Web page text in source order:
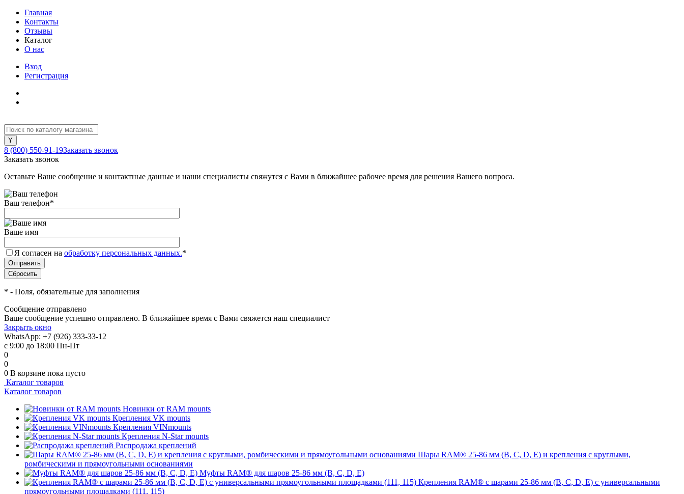
Главная
Контакты
Отзывы
Каталог
О нас
Вход
Регистрация
8 (800) 550-91-19Заказать звонок
Заказать звонок
Оставьте Ваше сообщение и контактные данные и наши специалисты свяжутся с Вами в ближайшее рабочее время для решения Вашего вопроса.
Ваш телефон*
Ваше имя
Я согласен на обработку персональных данных.*
* - Поля, обязательные для заполнения
Сообщение отправлено
Ваше сообщение успешно отправлено. В ближайшее время с Вами свяжется наш специалист
Закрыть окно
WhatsApp: +7 (926) 333-33-12
с 9:00 до 18:00 Пн-Пт
0
0
0 В корзине пока пусто
Каталог товаров
Каталог товаров
Новинки от RAM mounts
Крепления VK mounts
Крепления VINmounts
Крепления N-Star mounts
Распродажа креплений
Шары RAM® 25-86 мм (B, C, D, E) и крепления с круглыми,
ромбическими и прямоугольными основаниями
Муфты RAM® для шаров 25-86 мм (B, C, D, E)
Крепления RAM® с шарами 25-86 мм (B, C, D, E) с универсальными
прямоугольными площадками (111, 115)